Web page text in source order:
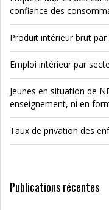
confiance des
Produit intérieur brut
Emploi intérieur par
Jeunes en situation de
enseignement, ni en
Taux de privation des
Publications récentes